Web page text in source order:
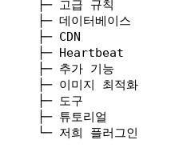
  ├─
고급
규칙
  ├─
데이터베이스
  ├─
CDN
  ├─
Heartbeat
  ├─
추가 기능
  ├─
이미지
최적화
  ├─
도구
  ├─
튜토리얼
  └─
저희 플러그인